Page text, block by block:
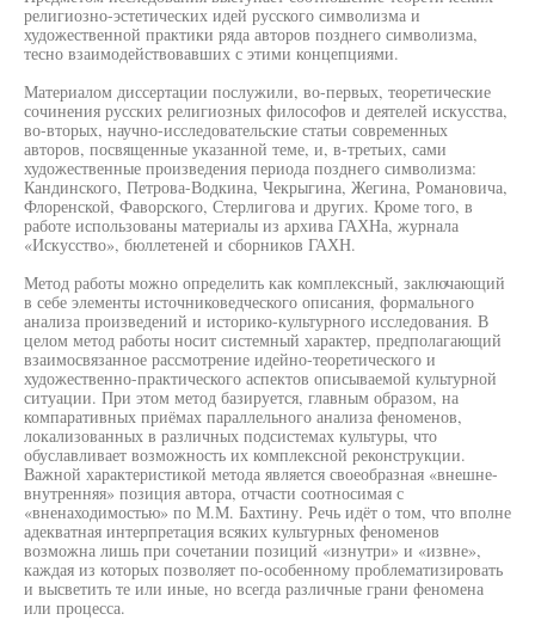
религиозно-эстетических идей русского символизма и
художественной практики ряда авторов позднего символизма,
тесно взаимодействовавших с этими концепциями.
Материалом диссертации послужили, во-первых, теоретические
сочинения русских религиозных философов и деятелей искусства,
во-вторых, научно-исследовательские статьи современных
авторов, посвященные указанной теме, и, в-третьих, сами
художественные произведения периода позднего символизма:
Кандинского, Петрова-Водкина, Чекрыгина, Жегина, Романовича,
Флоренской, Фаворского, Стерлигова и других. Кроме того, в
работе использованы материалы из архива ГАХНа, журнала
«Искусство», бюллетеней и сборников ГАХН.
Метод работы можно определить как комплексный, заключающий
в себе элементы источниковедческого описания, формального
анализа произведений и историко-культурного исследования. В
целом метод работы носит системный характер, предполагающий
взаимосвязанное рассмотрение идейно-теоретического и
художественно-практического аспектов описываемой культурной
ситуации. При этом метод базируется, главным образом, на
компаративных приёмах параллельного анализа феноменов,
локализованных в различных подсистемах культуры, что
обуславливает возможность их комплексной реконструкции.
Важной характеристикой метода является своеобразная «внешне-
внутренняя» позиция автора, отчасти соотносимая с
«вненаходимостью» по М.М. Бахтину. Речь идёт о том, что вполне
адекватная интерпретация всяких культурных феноменов
возможна лишь при сочетании позиций «изнутри» и «извне»,
каждая из которых позволяет по-особенному проблематизировать
и высветить те или иные, но всегда различные грани феномена
или процесса.